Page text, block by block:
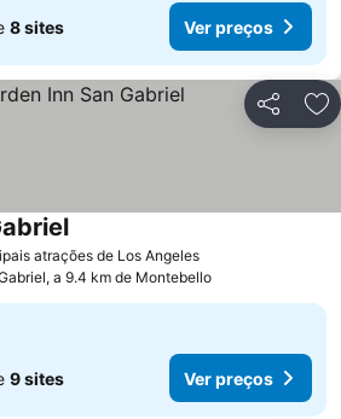
8 sites Ver preços
Partilhar
atrações de Los Angeles
a 9.4 km de Montebello
9 sites Ver preços